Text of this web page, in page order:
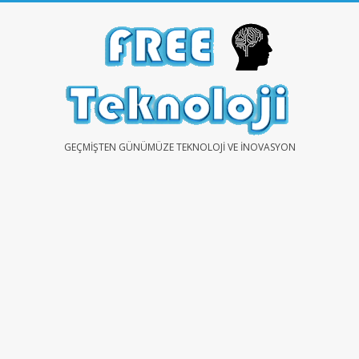
FREEGEÇMIŞTEN GÜNÜMÜZE TEKNOLOJI VE İNOVASYON